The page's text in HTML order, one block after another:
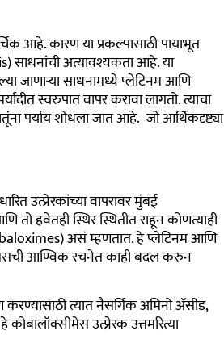
आहे. कारण या प्रकल्पासाठी पायाभूत
साधनांची अत्यावश्यकता आहे. या
जाणाऱ्या साधनामध्ये प्लेटिनम आणि
स्वरुपात वापर करावा लागतो. त्याचा
पर्याय शोधला जात आहे. जो आर्थिकदृष्ट्या
उत्प्रेरकांच्या वापरावर मुंबई
हवेतही स्थिर स्थितीत राहून कोणत्याही
) असं म्हणतात. हे प्लेटिनम आणि
आण्विक रचनेत काही बदल करुन
त्यात नैसर्गिक अमिनो ॲसीड,
उत्प्रेरक उत्तमरित्या